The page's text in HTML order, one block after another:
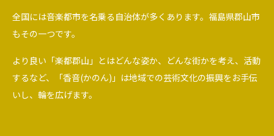
全国には音楽都市を名乗る自治体が多くあります。福島県郡山市
もその一つです。
より良い「楽都郡山」とはどんな姿か、どんな街かを考え、活動
するなど、「香音(かのん)」は地域での芸術文化の振興をお手伝
いし、輪を広げます。